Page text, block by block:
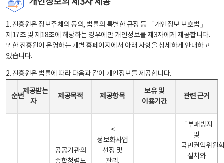
개인정보의 제3자 제공
1. 진흥원은 정보주체의 동의, 법률의 특별한 규정 등 「개인정보 보호법」
제17조 및 제18조에 해당하는 경우에만 개인정보를 제3자에게 제공합니다.
또한 진흥원이 운영하는 개별 홈페이지에서 아래 사항을 상세하게 안내하고
있습니다.
2. 진흥원은 법률에 따라 다음과 같이 개인정보를 제공합니다.
순번
제공받는
자
제공목적 제공항목
보유 및
이용기간
관련 근거
공공기관의
<
정보화사업
선정 및
「부패방지
및
국민권익위원
설치와